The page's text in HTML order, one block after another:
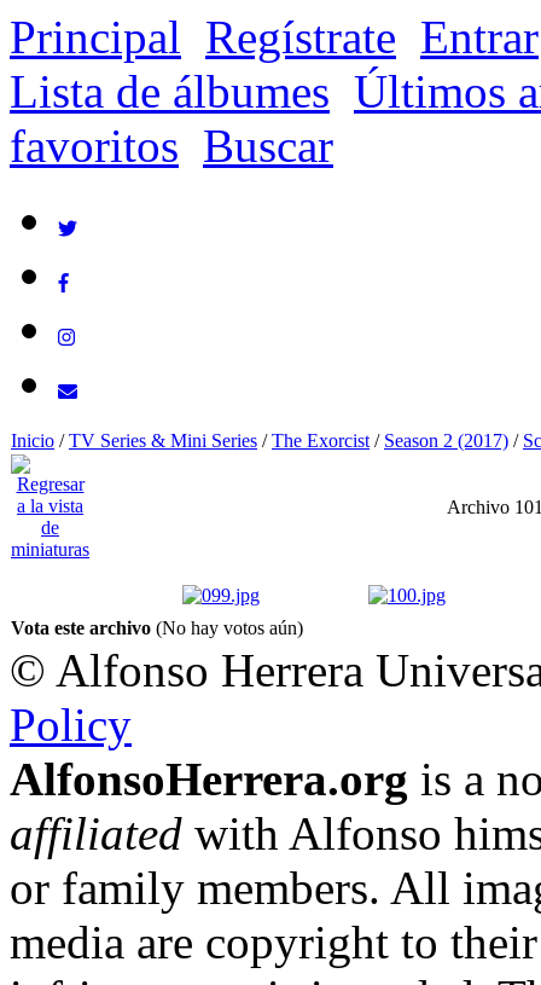
Principal Regístrate Entrar
Lista de álbumes Últimos
favoritos Buscar
Inicio /TV Series & Mini Series /The Exorcist / Season 2 (2017) /
Archivo
Vota este archivo (No hay votos aún)
© Alfonso Herrera
Policy
AlfonsoHerrera.org is a
affiliated with Alfonso
or family members. All
media are copyright to